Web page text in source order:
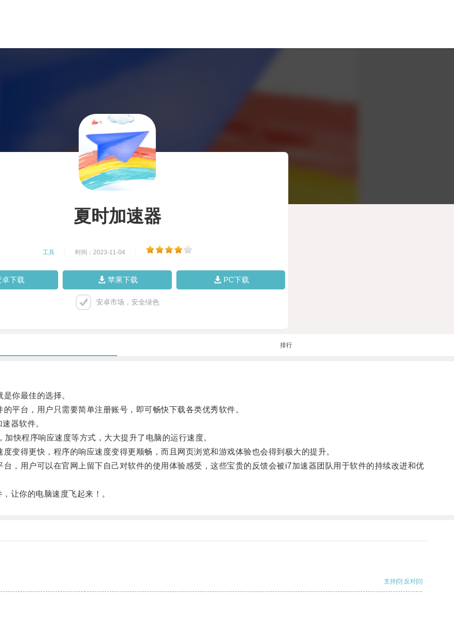
夏时加速器
工具 时间：2023-11-04
卓下载 苹果下载 PC下载
安卓市场，安全绿色
排行
你最佳的选择。
台，用户只需要简单注册账号，即可畅快下载各类优秀软件。
器软件。
程序响应速度等方式，大大提升了电脑的运行速度。
得更快，程序的响应速度变得更顺畅，而且网页浏览和游戏体验也会得到极大的提升。
用户可以在官网上留下自己对软件的使用体验感受，这些宝贵的反馈会被i7加速器团队用于软件的持续改进和优
你的电脑速度飞起来！。
支持[0] 反对[0]